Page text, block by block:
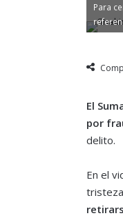
Para
El
por
delito.
En el